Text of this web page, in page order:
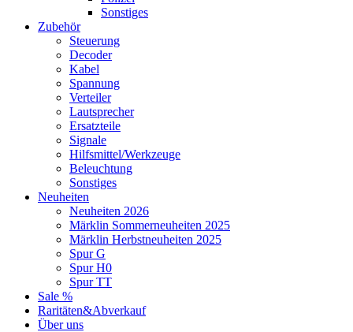
Sonstiges
Zubehör
Steuerung
Decoder
Kabel
Spannung
Verteiler
Lautsprecher
Ersatzteile
Signale
Hilfsmittel/Werkzeuge
Beleuchtung
Sonstiges
Neuheiten
Neuheiten 2026
Märklin Sommerneuheiten 2025
Märklin Herbstneuheiten 2025
Spur G
Spur H0
Spur TT
Sale %
Raritäten&Abverkauf
Über uns